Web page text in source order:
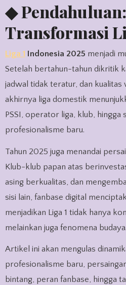
◆ Pendahuluan:
Transformasi
Liga 1 Indonesia 2025 menjadi
Setelah bertahun-tahun dikritik
jadwal tidak teratur, dan kualitas
akhirnya liga domestik
PSSI, operator liga, klub,
profesionalisme baru.
Tahun 2025 juga menandai
Klub-klub papan atas
asing berkualitas, dan
sisi lain, fanbase digital
menjadikan Liga 1 tidak hanya
melainkan juga fenomena budaya.
Artikel ini akan mengulas
profesionalisme baru,
bintang, peran fanbase, hingga